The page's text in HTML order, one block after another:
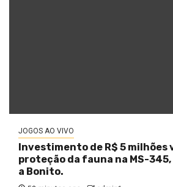
JOGOS AO VIVO
Investimento de R$ 5 milhões
proteção da fauna na MS-
a Bonito.